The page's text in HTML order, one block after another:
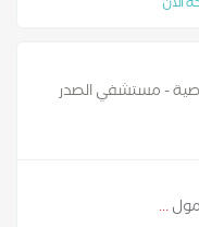
- مستشفي الصدر
مول...